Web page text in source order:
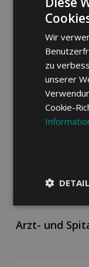
Behandlung
Arzt- und
Wir
zu
unserer
Cookie-